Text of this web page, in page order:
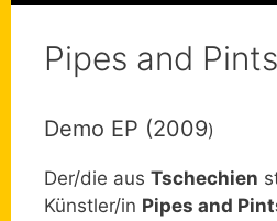
Pipes and Pints
Demo EP (2009)
Der/die aus Tschechien
Künstler/in Pipes and